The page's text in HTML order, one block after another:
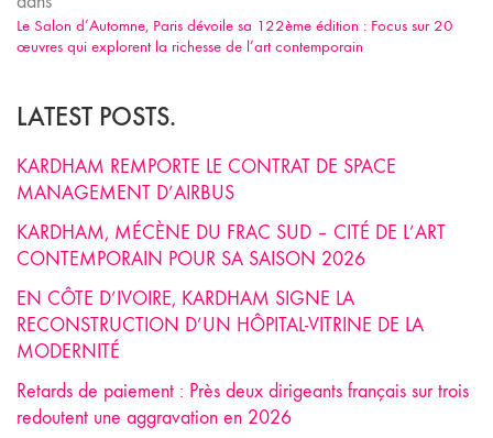
Le Salon d’Automne, Paris dévoile sa 122ème édition : Focus sur 20
œuvres qui explorent la richesse de l’art contemporain
LATEST POSTS.
KARDHAM REMPORTE LE CONTRAT DE SPACE
MANAGEMENT D’AIRBUS
KARDHAM, MÉCÈNE DU FRAC SUD – CITÉ DE L’ART
CONTEMPORAIN POUR SA SAISON 2026
EN CÔTE D’IVOIRE, KARDHAM SIGNE LA
RECONSTRUCTION D’UN HÔPITAL-VITRINE DE LA
MODERNITÉ
Retards de paiement : Près deux dirigeants français sur trois
redoutent une aggravation en 2026